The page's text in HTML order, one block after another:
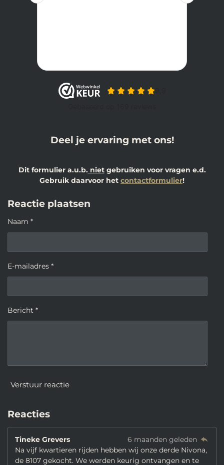
Deel je ervaring met ons!
Dit formulier a.u.b.nietgebruiken voor vragen e.d.
Gebruik daarvoor het contactformulier!
Reactie plaatsen
Naam *
E-mailadres *
Bericht *
Verstuur reactie
Reacties
Tineke Grevers
6 maanden geleden
Na vijf kwartieren rijden hebben wij onze derde Nivona,
de 8107 gekocht. We werden keurig ontvangen en te